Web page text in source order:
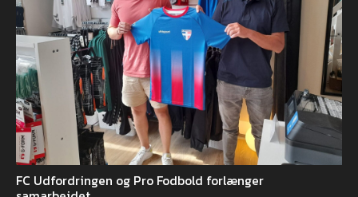
FC Udfordringen og Pro Fodbold forlænger